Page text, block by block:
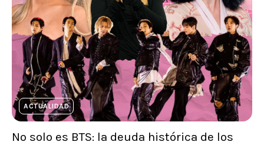
ACTUALIDAD
No solo es BTS: la deuda histórica de los